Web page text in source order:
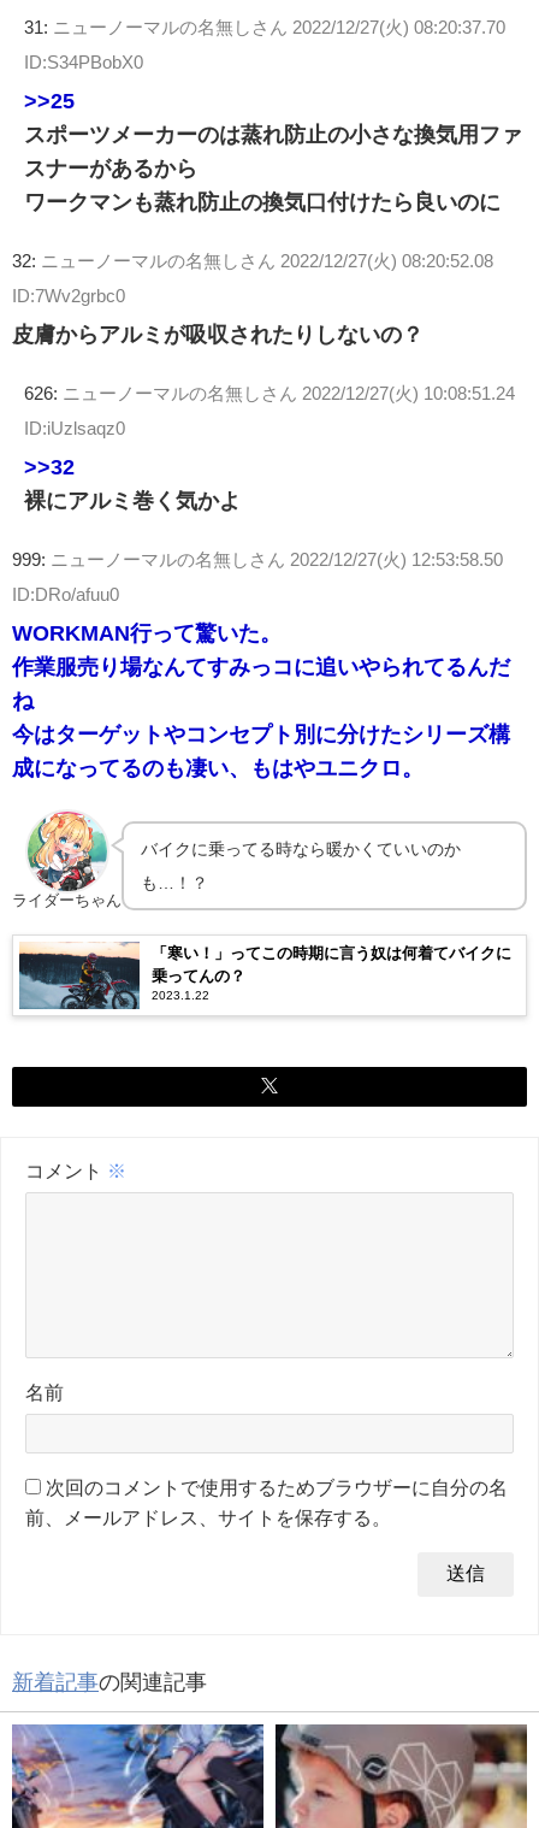
31: ニューノーマルの名無しさん
2022/12/27(火) 08:20:37.70
ID:S34PBobX0
>>25
スポーツメーカーのは蒸れ防止の小さな換気用ファ
スナーがあるから
ワークマンも蒸れ防止の換気口付けたら良いのに
32: ニューノーマルの名無しさん
2022/12/27(火) 08:20:52.08
ID:7Wv2grbc0
皮膚からアルミが吸収されたりしないの？
626: ニューノーマルの名無しさん
2022/12/27(火) 10:08:51.24
ID:iUzlsaqz0
>>32
裸にアルミ巻く気かよ
999: ニューノーマルの名無しさん
2022/12/27(火) 12:53:58.50
ID:DRo/afuu0
WORKMAN行って驚いた。
作業服売り場なんてすみっコに追いやられてるんだ
ね
今はターゲットやコンセプト別に分けたシリーズ構
成になってるのも凄い、もはやユニクロ。
ライダーちゃん
バイクに乗ってる時なら暖かくていいのか
も…！？
「寒い！」ってこの時期に言う奴は何着てバイクに
乗ってんの？
2023.1.22
コメント ※
名前
次回のコメントで使用するためブラウザーに自分の名
前、メールアドレス、サイトを保存する。
新着記事の関連記事